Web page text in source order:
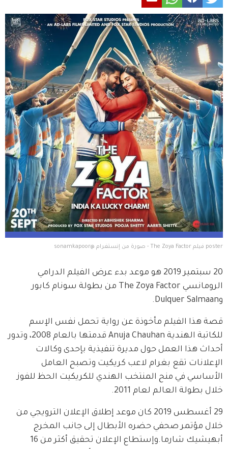
poster فيلم The Zoya Factor - صورة من إنستغرام @sonamkapoor
20 سبتمير 2019 هو موعد بدء عرض الفيلم الدرامي
الرومانسي The Zoya Factor من بطولة سونام كابور
وDulquer Salmaan.
قصة هذا الفيلم مأخوذة عن رواية تحمل نفس الإسم
للكاتبة الهندية Anuja Chauhan قدمتها بالعام 2008، وتدور
أحداث هذا العمل حول مديرة تنفيذية بإحدى وكالات
الإعلانات تقع بغرام لاعب كريكيت وتصبح العامل
الأساسي في منح المنتخب الهندي للكريكيت الحظ للفوز
خلال بطولة العالم لعام 2011.
29 أغسطس 2019 كان موعد إطلاق الإعلان الترويجي من
خلال مؤتمر صحفي حضره الأبطال إلى جانب المخرج